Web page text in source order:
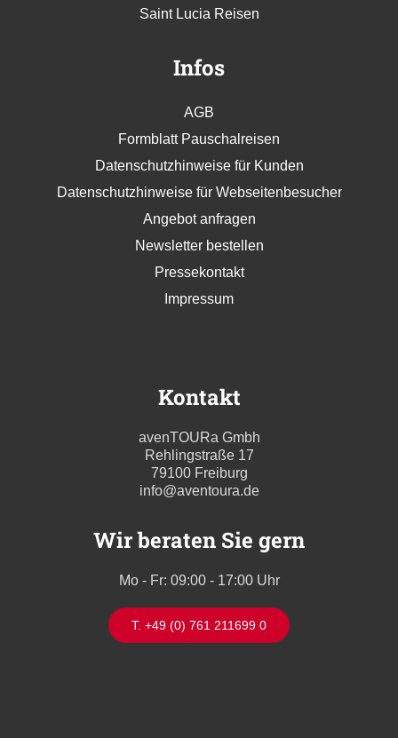
Saint Lucia Reisen
Infos
AGB
Formblatt Pauschalreisen
Datenschutzhinweise für Kunden
Datenschutzhinweise für Webseitenbesucher
Angebot anfragen
Newsletter bestellen
Pressekontakt
Impressum
Kontakt
avenTOURa Gmbh
Rehlingstraße 17
79100 Freiburg
info@aventoura.de
Wir beraten Sie gern
Mo - Fr: 09:00 - 17:00 Uhr
T. +49 (0) 761 211699 0